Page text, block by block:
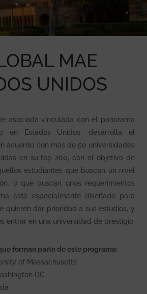
MAE
UNIDOS
asociada vinculada con el panorama
en Estados Unidos, desarrolla el
acuerdo con más de 50 universidades
en su top 200, con el objetivo de
estudiantes que buscan un nivel
o que buscan unos requerimientos
está especialmente diseñado para
quieren dar prioridad a sus estudios, y
entrar en una universidad de prestigio.
forman parte de este programa:
of Massachusetts
DC